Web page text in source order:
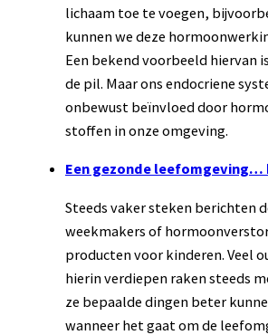
lichaam toe te voegen,
kunnen we deze
Een bekend voorbeeld hiervan
de pil. Maar ons endocriene
onbewust beïnvloed door
stoffen in onze omgeving.
Een gezonde leefomgeving…
Steeds vaker steken berichten
weekmakers of
producten voor kinderen. Veel
hierin verdiepen raken steeds
ze bepaalde dingen beter
wanneer het gaat om de